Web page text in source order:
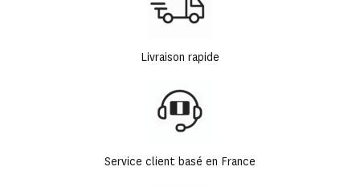
Livraison rapide
Service client basé en France